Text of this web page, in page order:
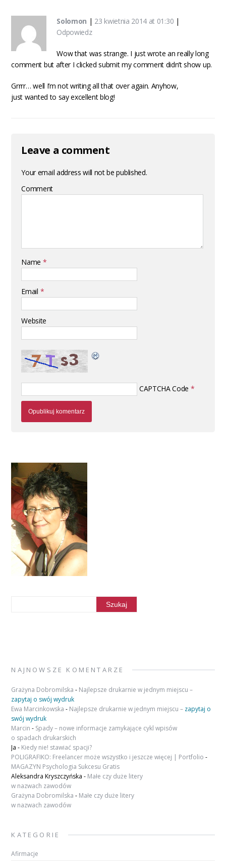
Solomon | 23 kwietnia 2014 at 01:30 |
Odpowiedz
Wow that was strange. I just wrote an really long
comment but after I clicked submit my comment didn’t show up.
Grrrr… well I’m not writing all that over again. Anyhow,
just wanted to say excellent blog!
Leave a comment
Your email address will not be published.
Comment
Name *
Email *
Website
CAPTCHA Code *
NAJNOWSZE KOMENTARZE
Grażyna Dobromilska - Najlepsze drukarnie w jednym miejscu –
zapytaj o swój wydruk
Ewa Marcinkowska - Najlepsze drukarnie w jednym miejscu – zapytaj o
swój wydruk
Marcin - Spady – nowe informacje zamykające cykl wpisów
o spadach drukarskich
Ja - Kiedy nie! stawiać spacji?
POLIGRAFIKO: Freelancer może wszystko i jeszcze więcej | Portfolio -
MAGAZYN Psychologia Sukcesu Gratis
Aleksandra Kryszczyńska - Małe czy duże litery
w nazwach zawodów
Grażyna Dobromilska - Małe czy duże litery
w nazwach zawodów
KATEGORIE
Afirmacje